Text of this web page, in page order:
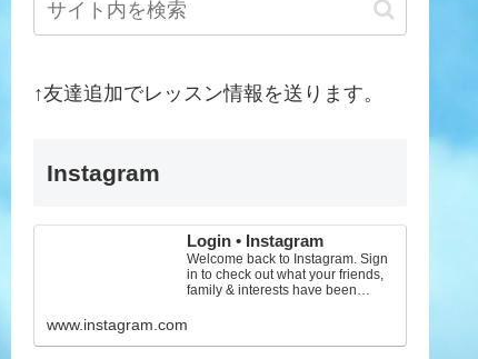
↑友達追加でレッスン情報を送ります。
Instagram
Login • Instagram
Welcome back to Instagram. Sign
in to check out what your friends,
family & interests have been
www.instagram.com